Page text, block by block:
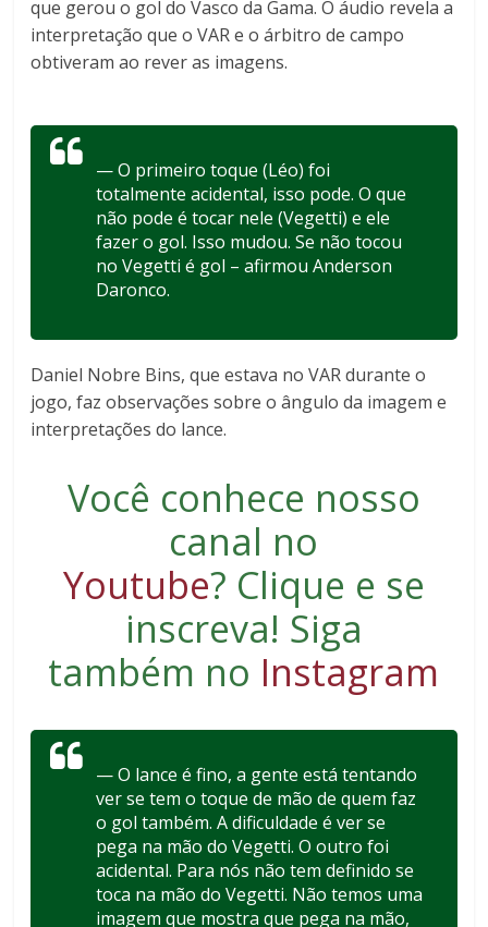
que gerou o gol do Vasco da Gama. O áudio revela a
interpretação que o VAR e o árbitro de campo
obtiveram ao rever as imagens.
— O primeiro toque (Léo) foi
totalmente acidental, isso pode. O que
não pode é tocar nele (Vegetti) e ele
fazer o gol. Isso mudou. Se não tocou
no Vegetti é gol – afirmou Anderson
Daronco.
Daniel Nobre Bins, que estava no VAR durante o
jogo, faz observações sobre o ângulo da imagem e
interpretações do lance.
Você conhece nosso
canal no
Youtube? Clique e se
inscreva! Siga
também no Instagram
— O lance é fino, a gente está tentando
ver se tem o toque de mão de quem faz
o gol também. A dificuldade é ver se
pega na mão do Vegetti. O outro foi
acidental. Para nós não tem definido se
toca na mão do Vegetti. Não temos uma
imagem que mostra que pega na mão,